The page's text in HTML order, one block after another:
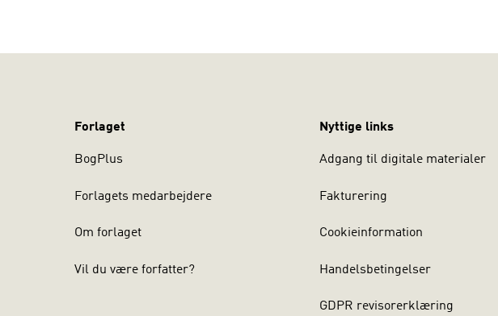
Forlaget
BogPlus
Forlagets medarbejdere
Om forlaget
Vil du være forfatter?
Nyttige links
Adgang til digitale materialer
Fakturering
Cookieinformation
Handelsbetingelser
GDPR revisorerklæring